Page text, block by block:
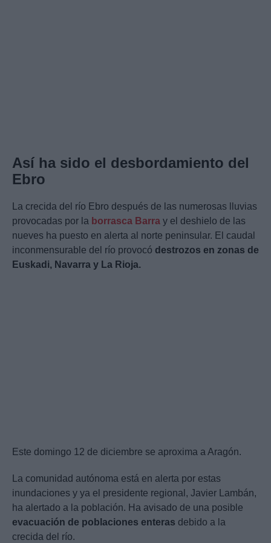
Así ha sido el desbordamiento del
Ebro
La crecida del río Ebro después de las numerosas lluvias
provocadas por la borrasca Barra y el deshielo de las
nueves ha puesto en alerta al norte peninsular. El caudal
inconmensurable del río provocó destrozos en zonas de
Euskadi, Navarra y La Rioja.
Este domingo 12 de diciembre se aproxima a Aragón.
La comunidad autónoma está en alerta por estas
inundaciones y ya el presidente regional, Javier Lambán,
ha alertado a la población. Ha avisado de una posible
evacuación de poblaciones enteras debido a la
crecida del río.